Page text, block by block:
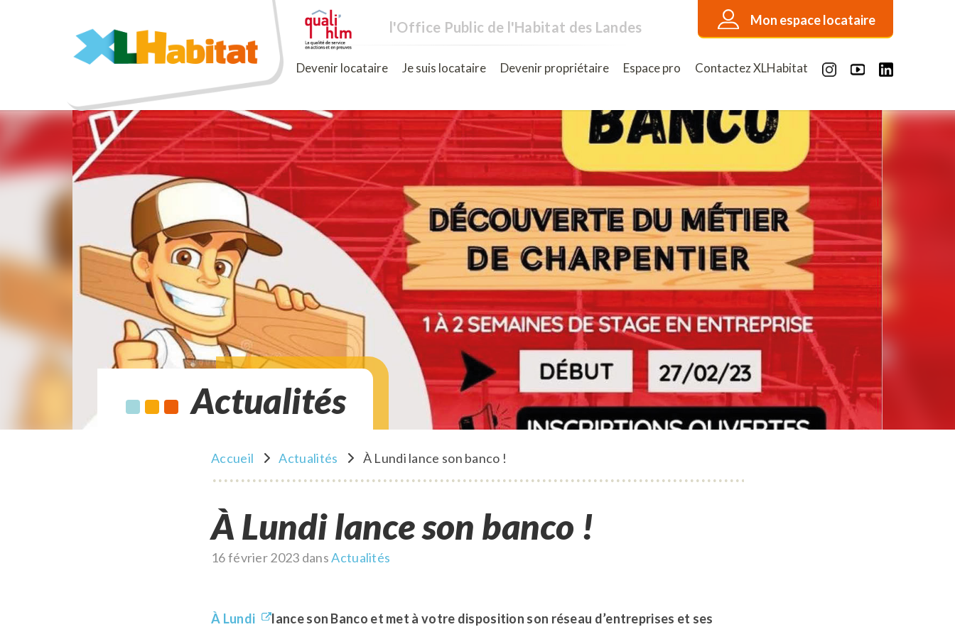
l'Office Public de l'Habitat des Landes Mon espace locataire
XLHabitat Devenir locataire Je suis locataire Devenir propriétaire Espace pro Contactez XLHabitat
Actualités
Accueil Actualités À Lundi lance son banco !
À Lundi lance son banco !
Publié
16 février 2023 dansActualités
À Lundi
lance son Banco et met à votre disposition son réseau d’entreprises et ses